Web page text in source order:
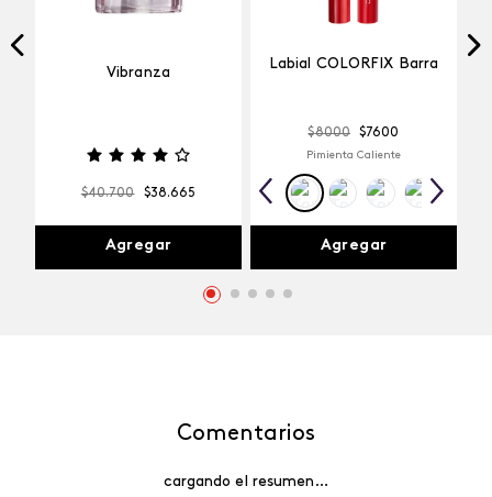
Vibranza
$40.700 $38.665
Agregar
Labial COLORFIX Barra
$8000 $7600
Pimienta Caliente
Agregar
Comentarios
cargando el resumen…